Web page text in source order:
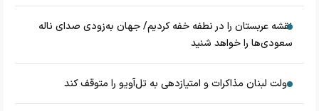
نقشه عربستان را در نطفه خفه کردیم/ جهان به‌زودی صدای ناله
سعودی‌ها را خواهد شنید
دولت لبنان مذاکرات و امتیازدهی به تل‌آویو را متوقف کند